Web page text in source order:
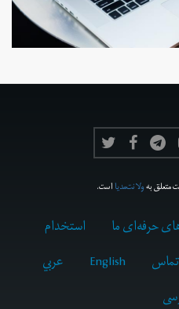
متعلق بهولانت‌مدیااست.
حرفه‌ای ما
استخدام
تماس English
عربي